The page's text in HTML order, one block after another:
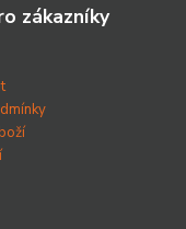
zákazníky